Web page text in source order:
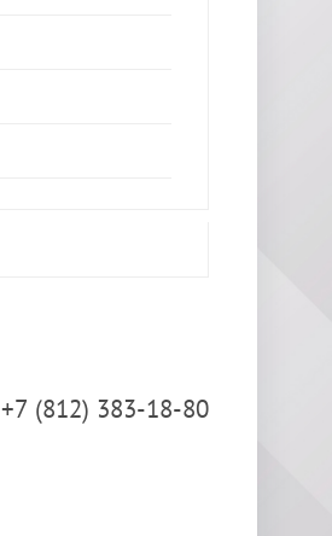
+7 (812) 383-18-80